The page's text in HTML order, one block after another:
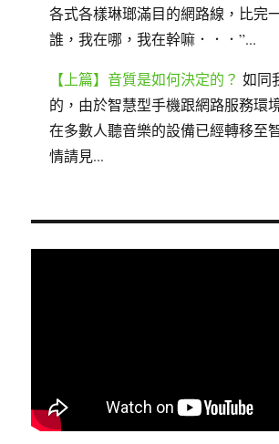
各式各樣琳瑯滿目的網路線，比完
誰，我在哪，我在幹嘛．．．”...
【上篇】音質是如何決定的？ 如同
的，由於智慧型手機跟網路服務環
在多數人聽音樂的設備已經轉移至
情請見...